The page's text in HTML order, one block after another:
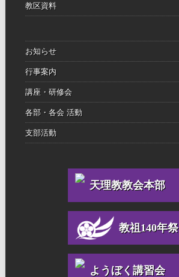
教区資料
お知らせ
行事案内
講座・研修会
各部・各会 活動
支部活動
天理教教会本部
教祖140年祭
ようぼく講習会